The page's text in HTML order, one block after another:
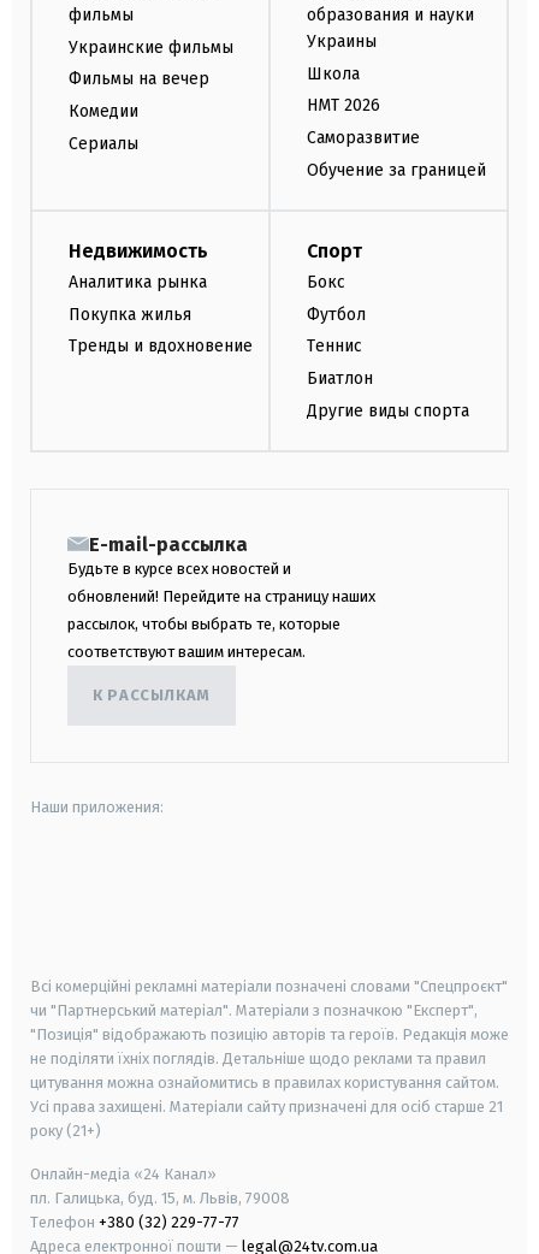
фильмы
Украинские фильмы
Фильмы на вечер
Комедии
Сериалы
образования и науки
Украины
Школа
НМТ 2026
Саморазвитие
Обучение за границей
Недвижимость
Аналитика рынка
Покупка жилья
Тренды и вдохновение
Спорт
Бокс
Футбол
Теннис
Биатлон
Другие виды спорта
E-mail-рассылка
Будьте в курсе всех новостей и
обновлений! Перейдите на страницу наших
рассылок, чтобы выбрать те, которые
соответствуют вашим интересам.
К РАССЫЛКАМ
Наши приложения:
Всі комерційні рекламні матеріали позначені словами "Спецпроєкт"
чи "Партнерський матеріал". Матеріали з позначкою "Експерт",
"Позиція" відображають позицію авторів та героїв. Редакція може
не поділяти їхніх поглядів. Детальніше щодо реклами та правил
цитування можна ознайомитись в правилах користування сайтом.
Усі права захищені. Матеріали сайту призначені для осіб старше 21
року (21+)
Онлайн-медіа «24 Канал»
пл. Галицька, буд. 15, м. Львів, 79008
Телефон +380 (32) 229-77-77
Адреса електронної пошти — legal@24tv.com.ua